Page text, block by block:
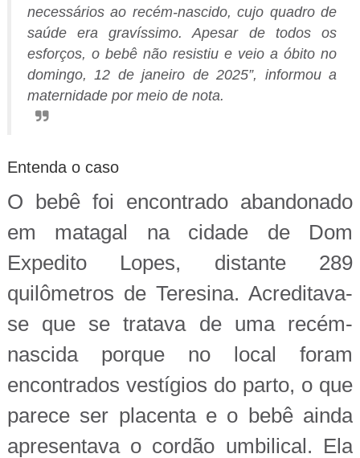
necessários ao recém-nascido, cujo quadro de
saúde era gravíssimo. Apesar de todos os
esforços, o bebê não resistiu e veio a óbito no
domingo, 12 de janeiro de 2025”, informou a
maternidade por meio de nota.
Entenda o caso
O bebê foi encontrado abandonado
em matagal na cidade de Dom
Expedito Lopes, distante 289
quilômetros de Teresina. Acreditava-
se que se tratava de uma recém-
nascida porque no local foram
encontrados vestígios do parto, o que
parece ser placenta e o bebê ainda
apresentava o cordão umbilical. Ela